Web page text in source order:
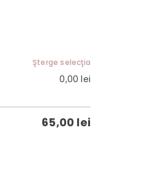
Şterge selecţia
0,00lei
65,00 lei